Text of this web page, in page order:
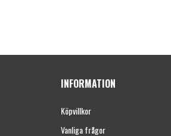
INFORMATION
Köpvillkor
Vanliga frågor